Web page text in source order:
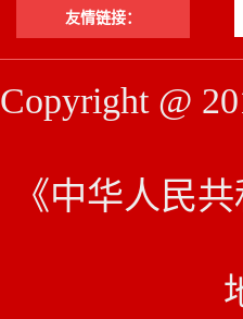
友情链接：
Copyright @
《中华人民